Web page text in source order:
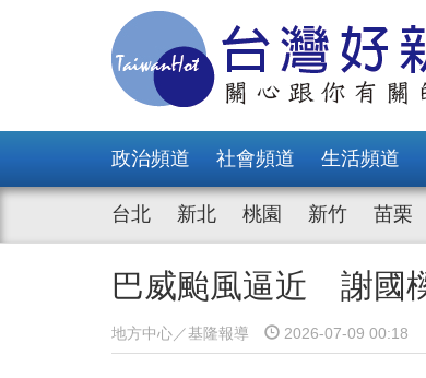
政治頻道 社會頻道 生活頻道
台北 新北 桃園 新竹 苗栗
巴威颱風逼近 謝國
地方中心／基隆報導 2026-07-09 00:18